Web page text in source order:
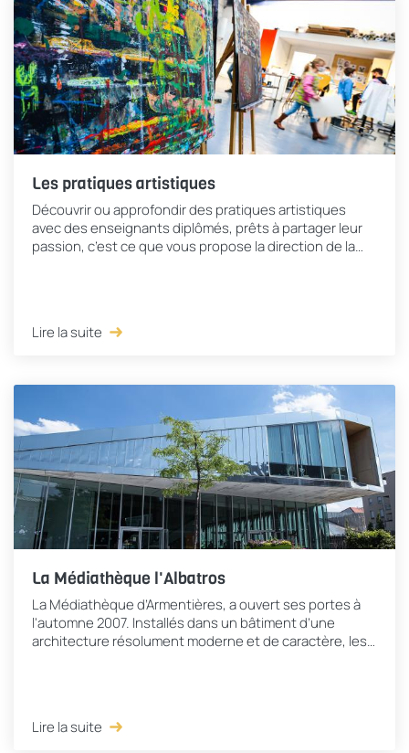
Les pratiques artistiques
Découvrir ou approfondir des pratiques artistiques
avec des enseignants diplômés, prêts à partager leur
passion, c’est ce que vous propose la direction de la
Lire la suite
La Médiathèque l'Albatros
La Médiathèque d’Armentières, a ouvert ses portes à
l'automne 2007. Installés dans un bâtiment d’une
architecture résolument moderne et de caractère, les
Lire la suite